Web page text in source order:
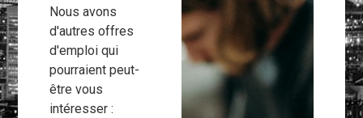
Nous avons
d'autres offres
d'emploi qui
pourraient peut-
être vous
intéresser :